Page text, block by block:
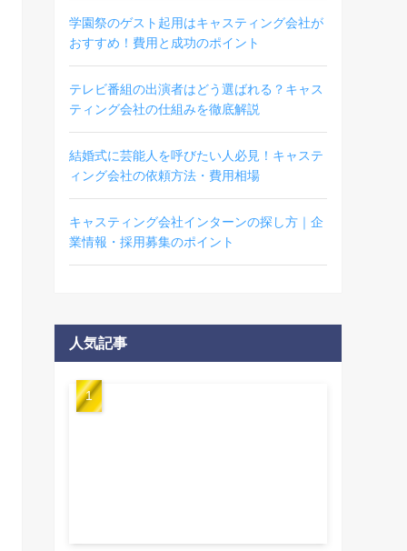
学園祭のゲスト起用はキャスティング会社が
おすすめ！費用と成功のポイント
テレビ番組の出演者はどう選ばれる？キャス
ティング会社の仕組みを徹底解説
結婚式に芸能人を呼びたい人必見！キャステ
ィング会社の依頼方法・費用相場
キャスティング会社インターンの探し方｜企
業情報・採用募集のポイント
人気記事